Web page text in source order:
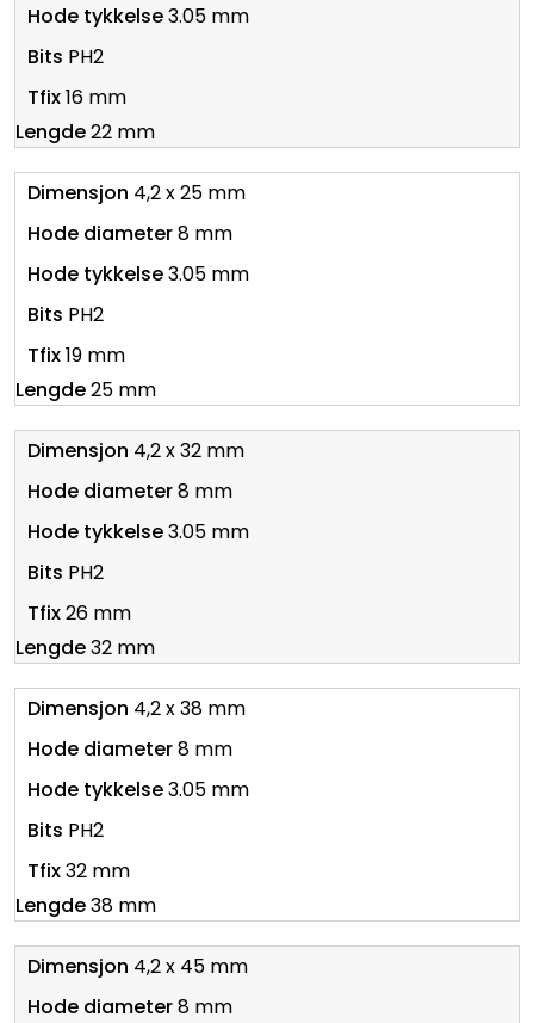
3.05 mm
PH2
16 mm
22 mm
4,2 x 25 mm
8 mm
3.05 mm
PH2
19 mm
25 mm
4,2 x 32 mm
8 mm
3.05 mm
PH2
26 mm
32 mm
4,2 x 38 mm
8 mm
3.05 mm
PH2
32 mm
38 mm
4,2 x 45 mm
8 mm